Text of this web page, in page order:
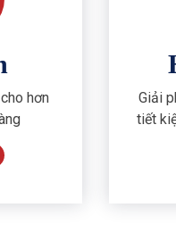
hơn
Giải
tiết